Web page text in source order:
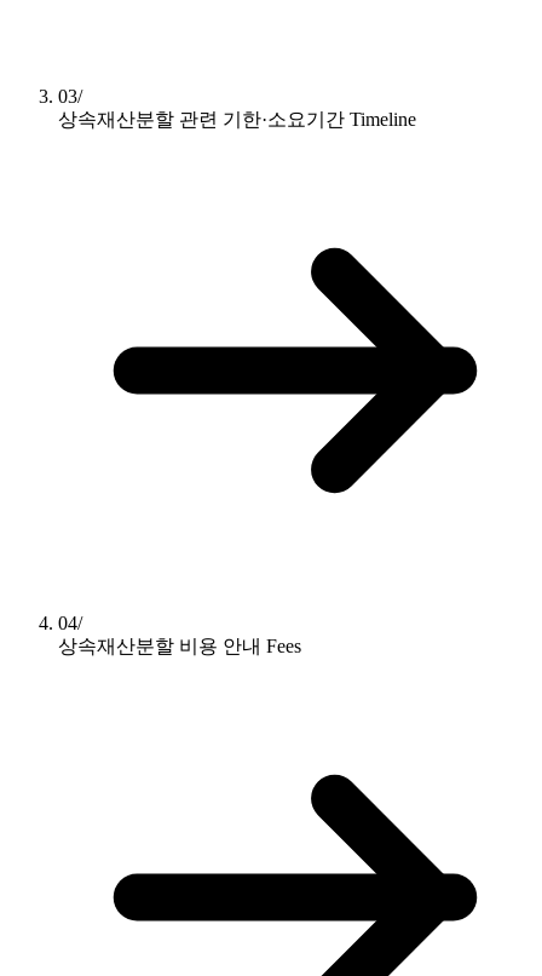
03/
상속재산분할 관련 기한·소요기간 Timeline
04/
상속재산분할 비용 안내 Fees